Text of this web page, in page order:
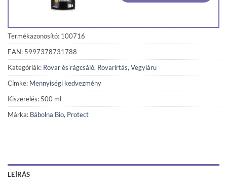
Termékazonosító: 100716
EAN: 5997378731788
Kategóriák: Rovar és rágcsáló, Rovarirtás, Vegyiáru
Címke: Mennyiségi kedvezmény
Kiszerelés: 500 ml
Márka: Bábolna Bio, Protect
LEÍRÁS